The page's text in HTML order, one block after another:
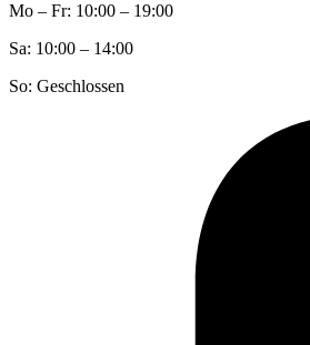
Mo – Fr: 10:00 – 19:00
Sa: 10:00 – 14:00
So: Geschlossen